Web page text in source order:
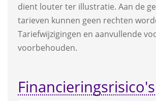
dient louter ter illustratie. Aan de
tarieven kunnen geen rechten
Tarief­wijzigingen en aanvullende
voorbehouden.
Financierings­risico's